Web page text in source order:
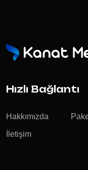
Hızlı Bağlantı
Hakkımızda
İletişim